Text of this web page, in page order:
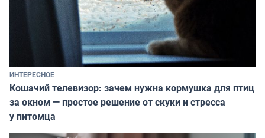
ИНТЕРЕСНОЕ
Кошачий телевизор: зачем нужна кормушка для птиц
за окном — простое решение от скуки и стресса
у питомца